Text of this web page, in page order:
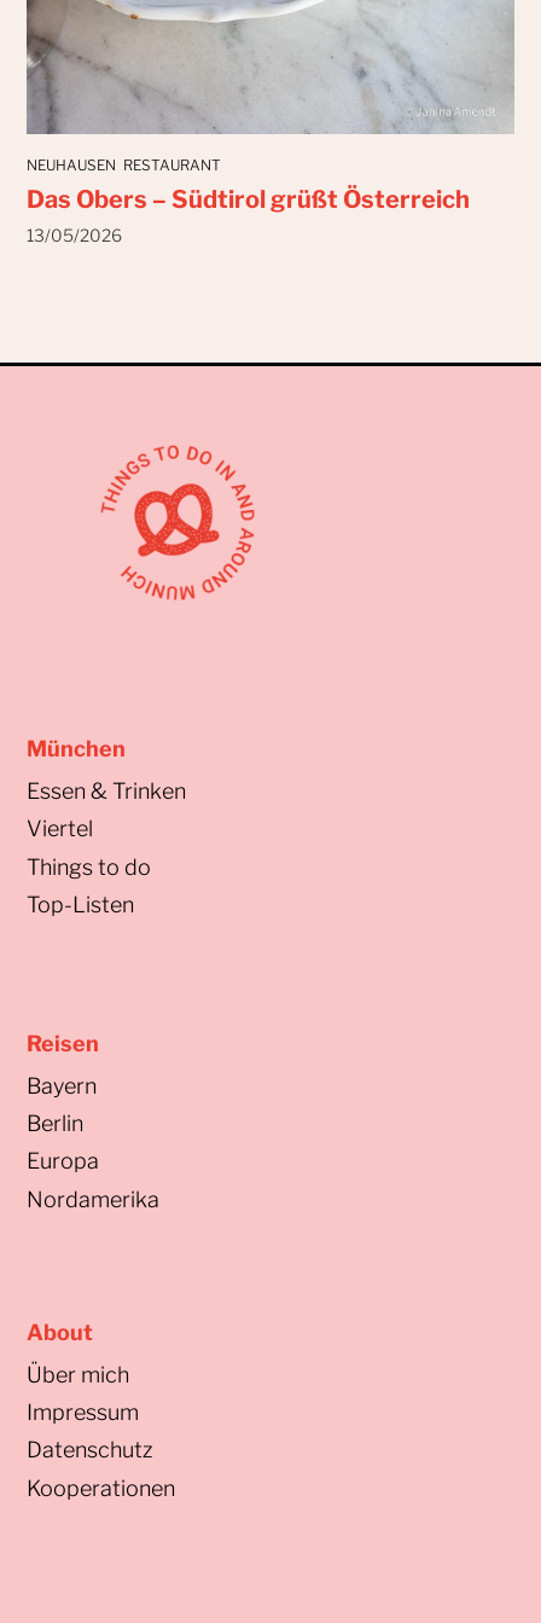
NEUHAUSEN RESTAURANT
Das Obers – Südtirol grüßt Österreich
13/05/2026
München
Essen & Trinken
Viertel
Things to do
Top-Listen
Reisen
Bayern
Berlin
Europa
Nordamerika
About
Über mich
Impressum
Datenschutz
Kooperationen